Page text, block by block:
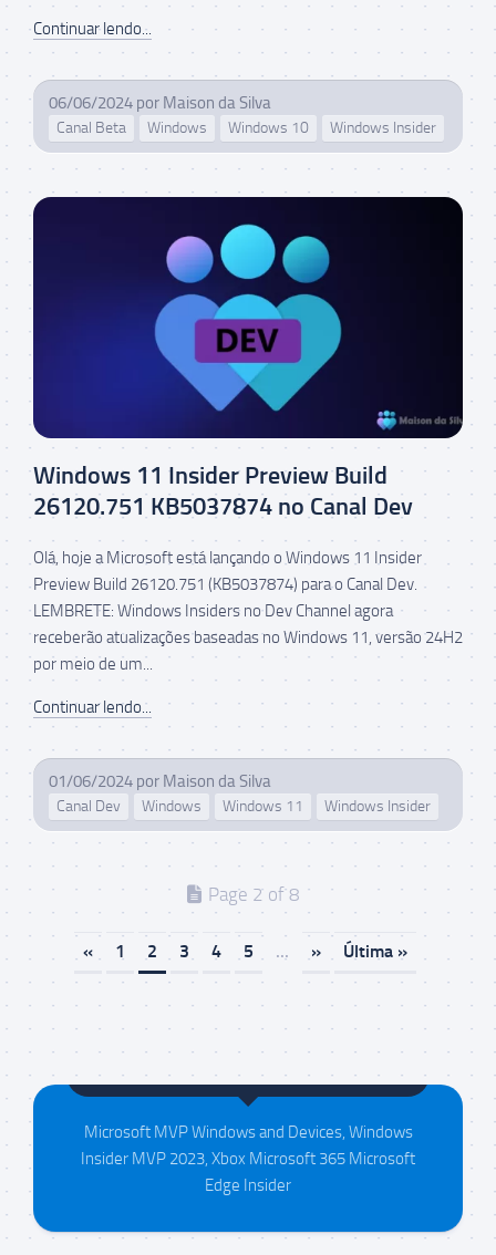
Continuar lendo...
06/06/2024 por Maison da Silva
Canal Beta Windows Windows 10 Windows Insider
Windows 11 Insider Preview Build
26120.751 KB5037874 no Canal Dev
Olá, hoje a Microsoft está lançando o Windows 11 Insider
Preview Build 26120.751 (KB5037874) para o Canal Dev.
LEMBRETE: Windows Insiders no Dev Channel agora
receberão atualizações baseadas no Windows 11, versão 24H2
por meio de um...
Continuar lendo...
01/06/2024 por Maison da Silva
Canal Dev Windows Windows 11 Windows Insider
Page 2 of 8
« 1 2 3 4 5 ... » Última »
Maison da Silva
Microsoft MVP Windows and Devices, Windows
Insider MVP 2023, Xbox Microsoft 365 Microsoft
Edge Insider